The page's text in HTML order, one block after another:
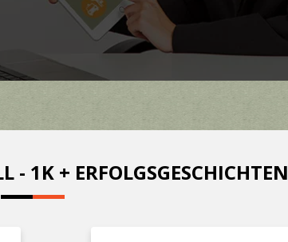
- 1K + ERFOLGSGESCHICHTEN